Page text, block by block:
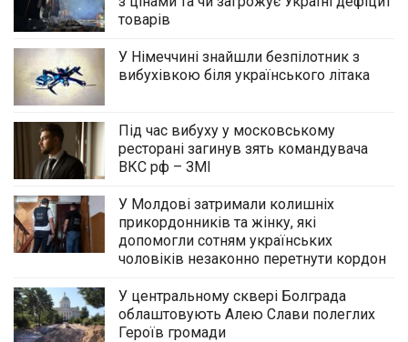
товарів
У Німеччині знайшли безпілотник з
вибухівкою біля українського літака
Під час вибуху у московському
ресторані загинув зять командувача
ВКС рф – ЗМІ
У Молдові затримали колишніх
прикордонників та жінку, які
допомогли сотням українських
чоловіків незаконно перетнути кордон
У центральному сквері Болграда
облаштовують Алею Слави полеглих
Героїв громади